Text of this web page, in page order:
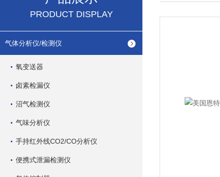
PRODUCT DISPLAY
气体分析仪/检测仪
氧变送器
卤素检漏仪
沼气检测仪
气味分析仪
手持红外线CO2/CO分析仪
便携式泄漏检测仪